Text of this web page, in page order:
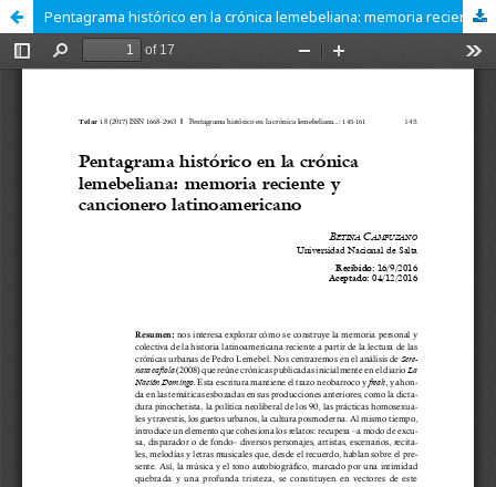
Pentagrama histórico en la crónica lemebeliana: memoria reciente y cancionero latinoamericano